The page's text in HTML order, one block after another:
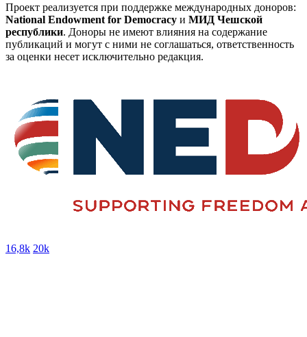
Проект реализуется при поддержке международных доноров:
National Endowment for Democracy и МИД Чешской
республики. Доноры не имеют влияния на содержание
публикаций и могут с ними не соглашаться, ответственность
за оценки несет исключительно редакция.
16,8k 20k